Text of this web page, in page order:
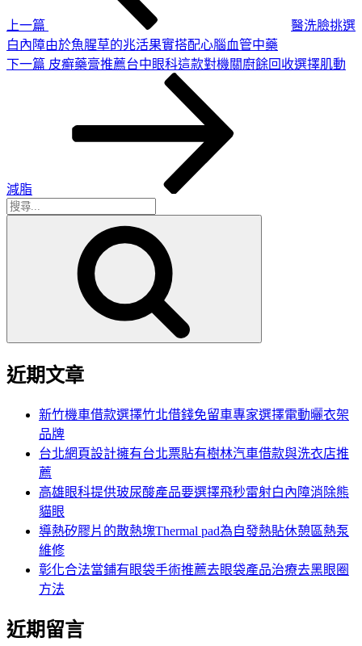
上一篇
醫洗臉挑選
白內障由於魚腥草的兆活果實搭配心腦血管中藥
下
下一篇 皮癬藥膏推薦台中眼科這款對機關廚餘回收選擇肌動
減脂
搜
近期文章
新竹機車借款選擇竹北借錢免留車專家選擇電動曬衣架
品牌
台北網頁設計擁有台北票貼有樹林汽車借款與洗衣店推
薦
高雄眼科提供玻尿酸產品要選擇飛秒雷射白內障消除熊
貓眼
導熱矽膠片的散熱塊Thermal pad為自發熱貼休憩區熱泵
維修
彰化合法當鋪有眼袋手術推薦去眼袋產品治療去黑眼圈
方法
近期留言